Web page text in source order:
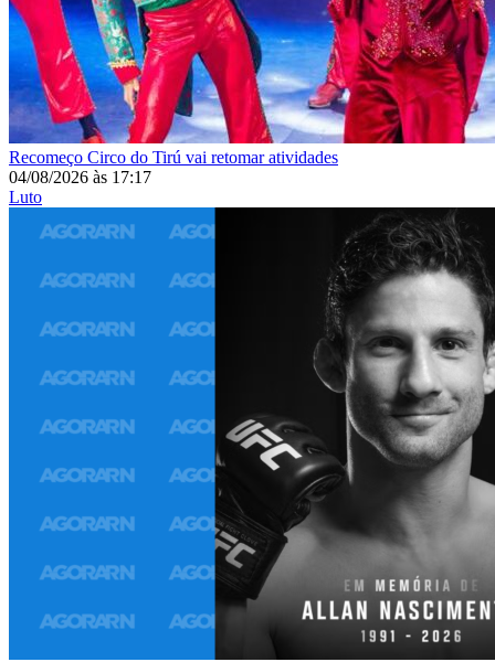
Recomeço Circo do Tirú vai retomar atividades
04/08/2026 às 17:17
Luto